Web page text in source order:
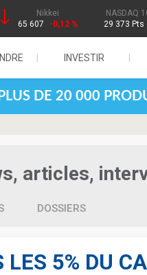
Nikkei
65 607
-0,12 %
NASDAQ
29 373 Pts
INVESTIR
PLUS DE 20 000
articles,
DOSSIERS
LES 5% DU